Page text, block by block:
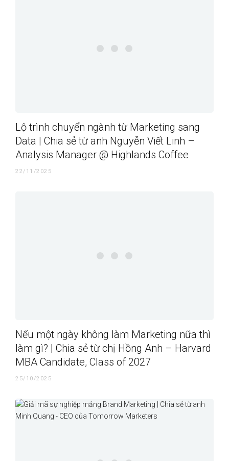
Lộ trình chuyển ngành từ Marketing sang
Data | Chia sẻ từ anh Nguyễn Viết Linh –
Analysis Manager @ Highlands Coffee
22/11/2025
Nếu một ngày không làm Marketing nữa thì
làm gì? | Chia sẻ từ chị Hồng Anh – Harvard
MBA Candidate, Class of 2027
25/10/2025